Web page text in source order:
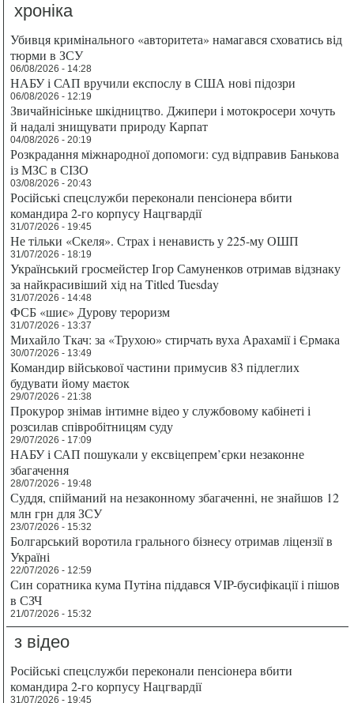
хроніка
Убивця кримінального «авторитета» намагався сховатись від
тюрми в ЗСУ
06/08/2026 - 14:28
НАБУ і САП вручили експослу в США нові підозри
06/08/2026 - 12:19
Звичайнісіньке шкідництво. Джипери і мотокросери хочуть
й надалі знищувати природу Карпат
04/08/2026 - 20:19
Розкрадання міжнародної допомоги: суд відправив Банькова
із МЗС в СІЗО
03/08/2026 - 20:43
Російські спецслужби переконали пенсіонера вбити
командира 2-го корпусу Нацгвардії
31/07/2026 - 19:45
Не тільки «Скеля». Страх і ненависть у 225-му ОШП
31/07/2026 - 18:19
Український гросмейстер Ігор Самуненков отримав відзнаку
за найкрасивіший хід на Titled Tuesday
31/07/2026 - 14:48
ФСБ «шиє» Дурову тероризм
31/07/2026 - 13:37
Михайло Ткач: за «Трухою» стирчать вуха Арахамії і Єрмака
30/07/2026 - 13:49
Командир військової частини примусив 83 підлеглих
будувати йому маєток
29/07/2026 - 21:38
Прокурор знімав інтимне відео у службовому кабінеті і
розсилав співробітницям суду
29/07/2026 - 17:09
НАБУ і САП пошукали у ексвіцепрем’єрки незаконне
збагачення
28/07/2026 - 19:48
Суддя, спійманий на незаконному збагаченні, не знайшов 12
млн грн для ЗСУ
23/07/2026 - 15:32
Болгарський воротила грального бізнесу отримав ліцензії в
Україні
22/07/2026 - 12:59
Син соратника кума Путіна піддався VIP-бусифікації і пішов
в СЗЧ
21/07/2026 - 15:32
з відео
Російські спецслужби переконали пенсіонера вбити
командира 2-го корпусу Нацгвардії
31/07/2026 - 19:45